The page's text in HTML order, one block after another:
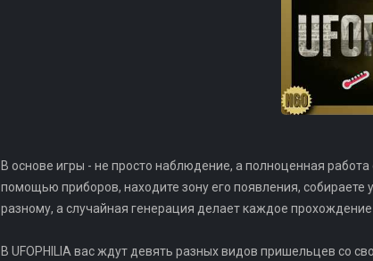
В основе игры - не просто наблюдение, а полноценная
помощью приборов, находите зону его появления, собираете
разному, а случайная генерация делает каждое
В UFOPHILIA вас ждут девять разных видов пришельцев со